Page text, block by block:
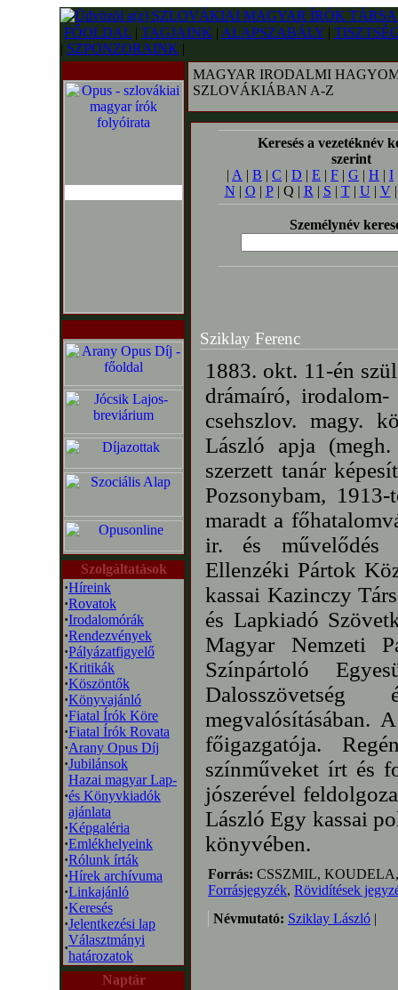
FŐOLDAL | TAGJAINK | ALAPSZABÁLY |
| SZPONZORAINK |
Szolgáltatások
·Híreink
·Rovatok
·Irodalomórák
·Rendezvények
·Pályázatfigyelő
·Kritikák
·Köszöntők
·Könyvajánló
·Fiatal Írók Köre
·Fiatal Írók Rovata
·Arany Opus Díj
·Jubilánsok
·
Hazai magyar Lap-
és Könyvkiadók
ajánlata
·Képgaléria
·Emlékhelyeink
·Rólunk írták
·Hírek archívuma
·Linkajánló
·Keresés
·Jelentkezési lap
·
Választmányi
határozatok
Naptár
MAGYAR IRODALMI
SZLOVÁKIÁBAN A-Z
Keresés a vezetéknév
szerint
| A | B | C | D | E | F | G | H | I
N | O | P| Q | R | S | T| U | V
Személynév
Sziklay Ferenc
1883. okt. 11-én
drámaíró,
csehszlov. magy.
László apja
szerzett tanár
Pozsonybam,
maradt a
ir. és művelődés
Ellenzéki Pártok
kassai Kazinczy
és Lapkiadó
Magyar Nemzeti
Színpártoló
megvalósításában.
főigazgatója.
színműveket írt és
jószerével
László Egy kassai
könyvében.
Forrás: CSSZMIL,
Forrásjegyzék, Rövidítések
Névmutató: Sziklay László |